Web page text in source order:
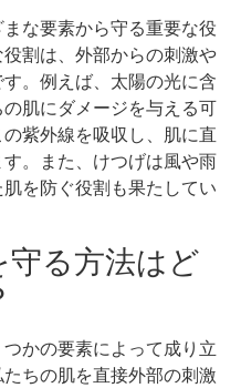
な要素から守る重要な役
割は、外部からの刺激や
。例えば、太陽の光に含
肌にダメージを与える可
紫外線を吸収し、肌に直
。また、けつげは風や雨
を防ぐ役割も果たしてい
る方法はど
かの要素によって成り立
ちの肌を直接外部の刺激